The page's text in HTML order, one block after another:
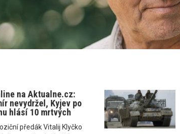
na Aktualne.cz:
nevydržel, Kyjev po
hlásí 10 mrtvých
předák Vitalij Klyčko